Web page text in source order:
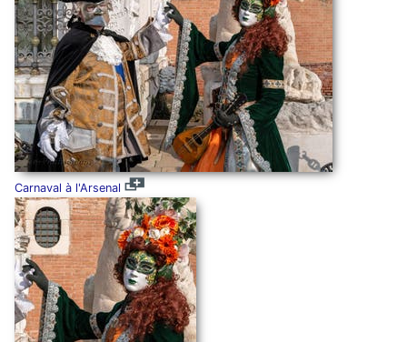
Carnaval à l'Arsenal